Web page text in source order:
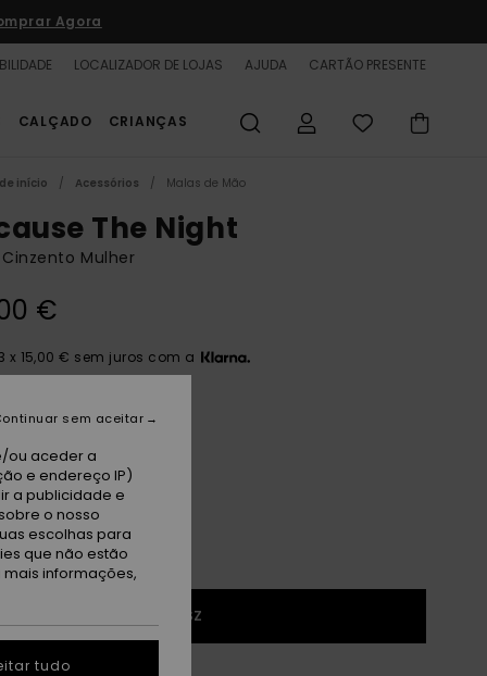
Agora
LOCALIZADOR DE LOJAS AJUDA CARTÃO PRESENTE
CALÇADO CRIANÇAS
início Acessórios Malas de Mão
The Night
Cinzento Mulher
€
x 15,00 € sem juros com a
Academy
1SZ
ou aceder a
e endereço IP)
a publicidade e
o nosso
escolhas para
que não estão
informações,
sem aceitar
tudo